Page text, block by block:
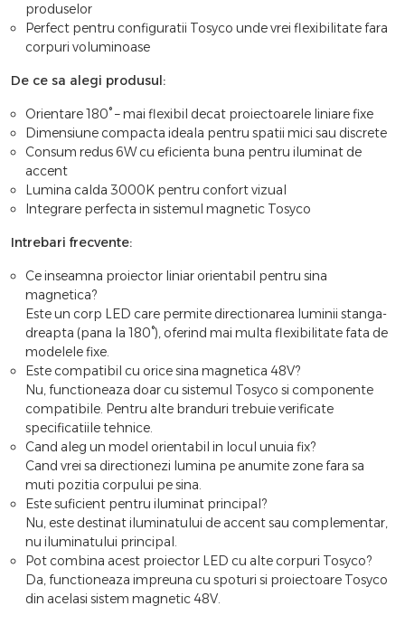
produselor
Perfect pentru configuratii Tosyco unde vrei flexibilitate fara
corpuri voluminoase
De ce sa alegi produsul:
Orientare 180° – mai flexibil decat proiectoarele liniare fixe
Dimensiune compacta ideala pentru spatii mici sau discrete
Consum redus 6W cu eficienta buna pentru iluminat de
accent
Lumina calda 3000K pentru confort vizual
Integrare perfecta in sistemul magnetic Tosyco
Intrebari frecvente:
Ce inseamna proiector liniar orientabil pentru sina
magnetica?
Este un corp LED care permite directionarea luminii stanga-
dreapta (pana la 180°), oferind mai multa flexibilitate fata de
modelele fixe.
Este compatibil cu orice sina magnetica 48V?
Nu, functioneaza doar cu sistemul Tosyco si componente
compatibile. Pentru alte branduri trebuie verificate
specificatiile tehnice.
Cand aleg un model orientabil in locul unuia fix?
Cand vrei sa directionezi lumina pe anumite zone fara sa
muti pozitia corpului pe sina.
Este suficient pentru iluminat principal?
Nu, este destinat iluminatului de accent sau complementar,
nu iluminatului principal.
Pot combina acest proiector LED cu alte corpuri Tosyco?
Da, functioneaza impreuna cu spoturi si proiectoare Tosyco
din acelasi sistem magnetic 48V.